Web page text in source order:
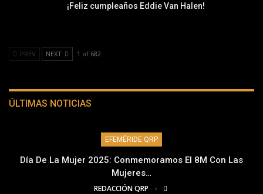
¡Feliz cumpleaños Eddie Van Halen!
PREV NEXT 1 of 682
ÚLTIMAS NOTICIAS
EFEMÉRIDE QRP
Día De La Mujer 2025: Conmemoramos El 8M Con Las
Mujeres…
REDACCIÓN QRP